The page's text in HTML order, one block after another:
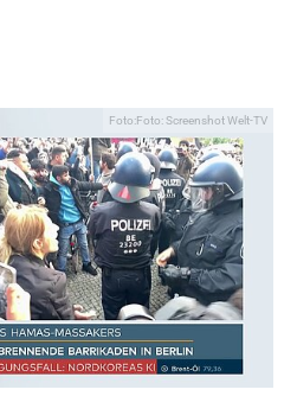
Foto:Foto: Screenshot Welt-TV